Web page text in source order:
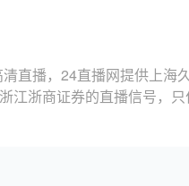
直播，24直播网提供上海
江浙商证券的直播信号，